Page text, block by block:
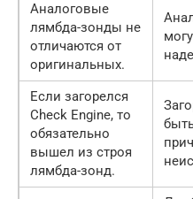
Аналоговые
лямбда-зонды не
отличаются от
оригинальных.
Если загорелся
Check Engine, то
обязательно
вышел из строя
лямбда-зонд.